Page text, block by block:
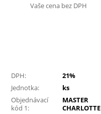
Vaše cena bez DPH
DPH:
21%
Jednotka:
ks
Objednávací
kód 1:
MASTER
CHARLOTTE